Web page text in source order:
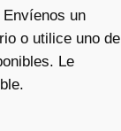
un
o utilice uno de
Le